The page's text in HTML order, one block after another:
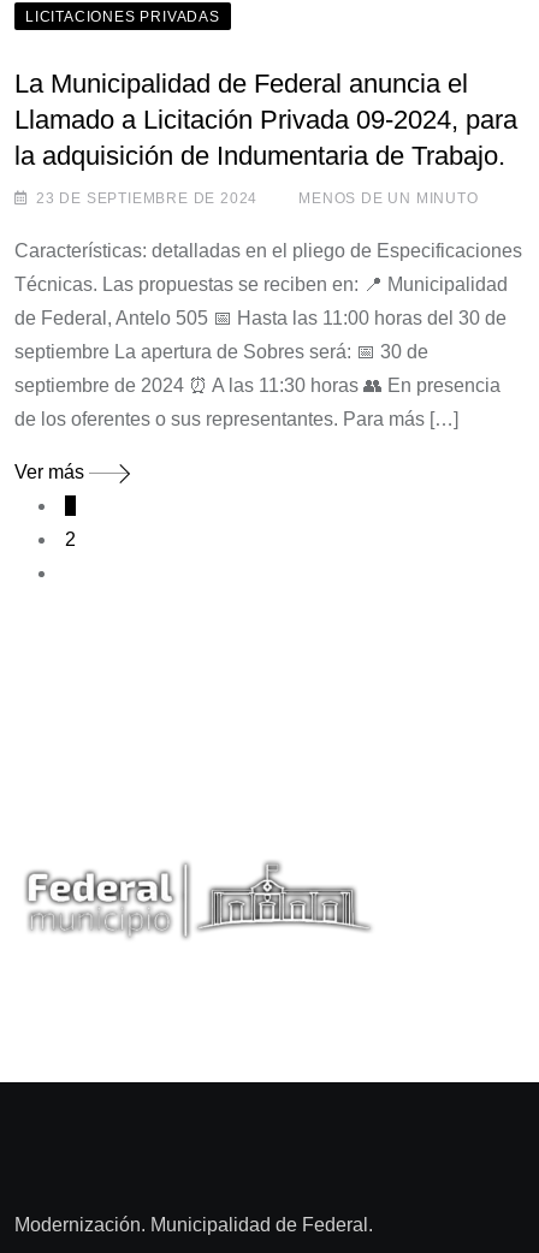
LICITACIONES PRIVADAS
La Municipalidad de Federal anuncia el
Llamado a Licitación Privada 09-2024, para
la adquisición de Indumentaria de Trabajo.
23 DE SEPTIEMBRE DE 2024 MENOS DE UN MINUTO
Características: detalladas en el pliego de Especificaciones
Técnicas. Las propuestas se reciben en: 📍 Municipalidad
de Federal, Antelo 505 📅 Hasta las 11:00 horas del 30 de
septiembre La apertura de Sobres será: 📅 30 de
septiembre de 2024 ⏰ A las 11:30 horas 👥 En presencia
de los oferentes o sus representantes. Para más […]
Ver más
2
Modernización. Municipalidad de Federal.